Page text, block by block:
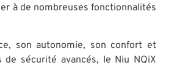
à de nombreuses fonctionnalités
son autonomie, son confort et
de sécurité avancés, le Niu NQiX